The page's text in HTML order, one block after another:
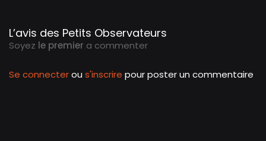
L’avis des Petits Observateurs
Soyez le premier a commenter
Se connecterou s'inscrire pour poster un commentaire